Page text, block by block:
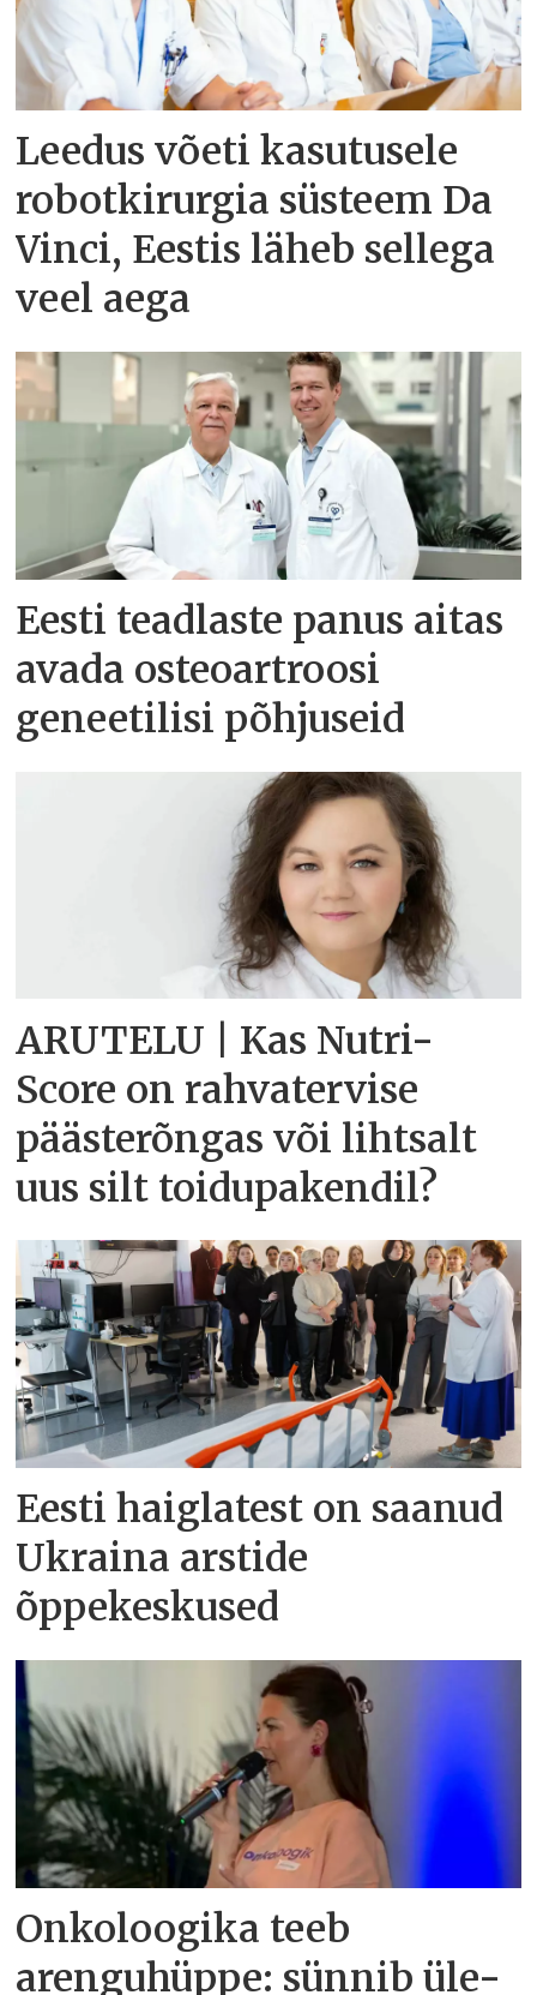
Leedus võeti kasutusele
robotkirurgia süsteem Da
Vinci, Eestis läheb sellega
veel aega
Eesti teadlaste panus aitas
avada osteoartroosi
geneetilisi põhjuseid
ARUTELU | Kas Nutri-
Score on rahvatervise
päästerõngas või lihtsalt
uus silt toidupakendil?
Eesti haiglatest on saanud
Ukraina arstide
õppekeskused
Onkoloogika teeb
arenguhüppe: sünnib üle-